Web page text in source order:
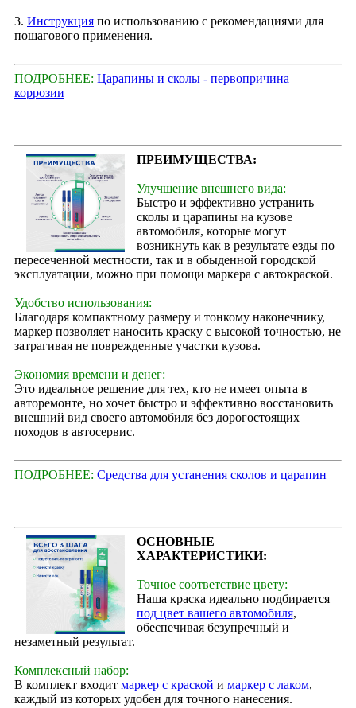
3. Инструкция по использованию с рекомендациями для
пошагового применения.
ПОДРОБНЕЕ: Царапины и сколы - первопричина
коррозии
ПРЕИМУЩЕСТВА:
Улучшение внешнего вида:
Быстро и эффективно устранить
сколы и царапины на кузове
автомобиля, которые могут
возникнуть как в результате езды по
пересеченной местности, так и в обыденной городской
эксплуатации, можно при помощи маркера с автокраской.
Удобство использования:
Благодаря компактному размеру и тонкому наконечнику,
маркер позволяет наносить краску с высокой точностью, не
затрагивая не поврежденные участки кузова.
Экономия времени и денег:
Это идеальное решение для тех, кто не имеет опыта в
авторемонте, но хочет быстро и эффективно восстановить
внешний вид своего автомобиля без дорогостоящих
походов в автосервис.
ПОДРОБНЕЕ: Средства для устанения сколов и царапин
ОСНОВНЫЕ
ХАРАКТЕРИСТИКИ:
Точное соответствие цвету:
Наша краска идеально подбирается
под цвет вашего автомобиля,
обеспечивая безупречный и
незаметный результат.
Комплексный набор:
В комплект входит маркер с краской и маркер с лаком,
каждый из которых удобен для точного нанесения.